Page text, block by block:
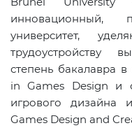
инновационный,
университет,
трудоустройству
степень бакалавра
in Games Design и
игрового дизайна
Games Design and